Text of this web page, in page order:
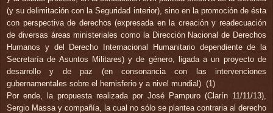
(y su delimitación con la Seguridad interior), sino en la promoción de ésta
con perspectiva de derechos (expresada en la creación y readecuación
de diversas áreas ministeriales como la Dirección Nacional de Derechos
Humanos y del Derecho Internacional Humanitario dependiente de la
Secretaría de Asuntos Militares) y de género, ligada a un proyecto de
desarrollo y de paz (en consonancia con las intervenciones
gubernamentales sobre el hemisferio y a nivel mundial). (1)
Por ende, la propuesta realizada por José Pampuro (Clarín 11/11/13),
Sergio Massa y compañía, la cual no sólo se plantea contraria al derecho